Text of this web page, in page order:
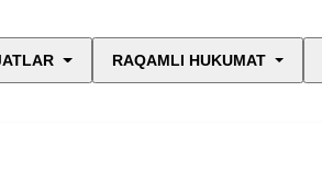
RAQAMLI HUKUMAT